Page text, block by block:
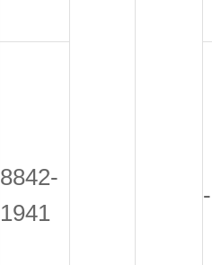
8842-
1941